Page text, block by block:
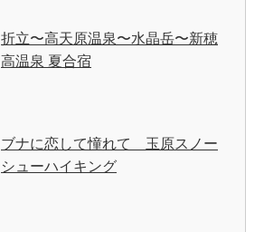
折立〜高天原温泉〜水晶岳〜新穂
高温泉 夏合宿
ブナに恋して憧れて 玉原スノー
シューハイキング